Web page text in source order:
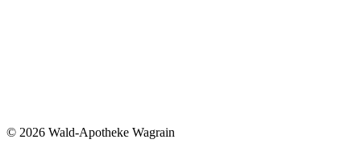
© 2026 Wald-Apotheke Wagrain